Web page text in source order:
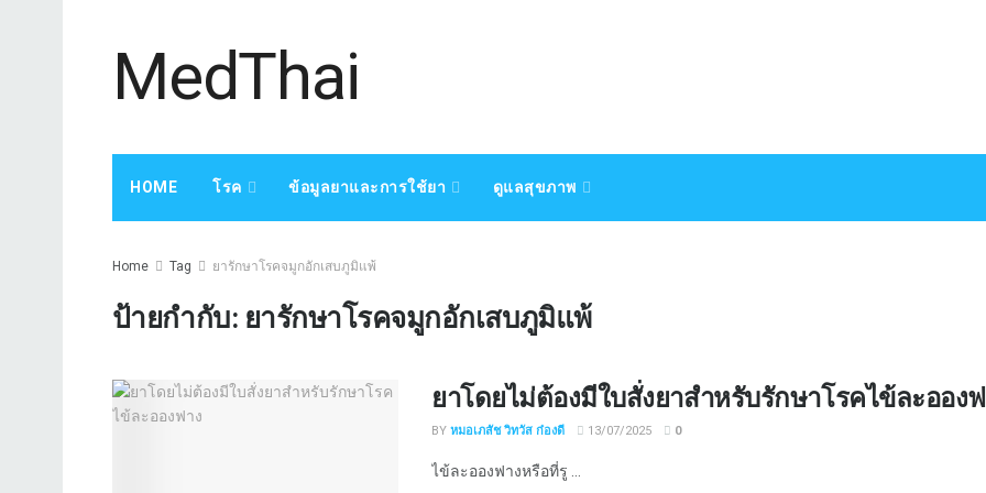
MedThai
HOME โรค ข้อมูลยาและการใช้ยา ดูแลสุขภาพ
Home Tag ยารักษาโรคจมูกอักเสบภูมิแพ้
ป้ายกำกับ: ยารักษาโรคจมูกอักเสบภูมิแพ้
ยาโดยไม่ต้องมีใบสั่งยาสำหรับรักษาโรคไข้ละออง
BY หมอเภสัช วิทวัส ก๋องดี 13/07/2025 0
ไข้ละอองฟางหรือที่รู ...